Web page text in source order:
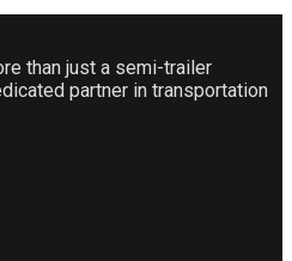
than just a semi-trailer
partner in transportation